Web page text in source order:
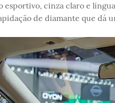
esportivo, cinza claro e
de diamante que dá